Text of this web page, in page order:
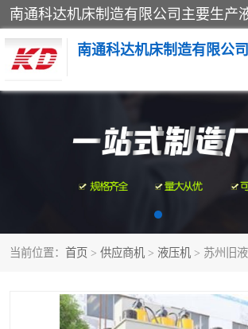
南通科达机床制造有限公司
当前位置： 首页 > 供应商机 > 液压机 > 苏州旧
四柱液压机 液压机
卷板机